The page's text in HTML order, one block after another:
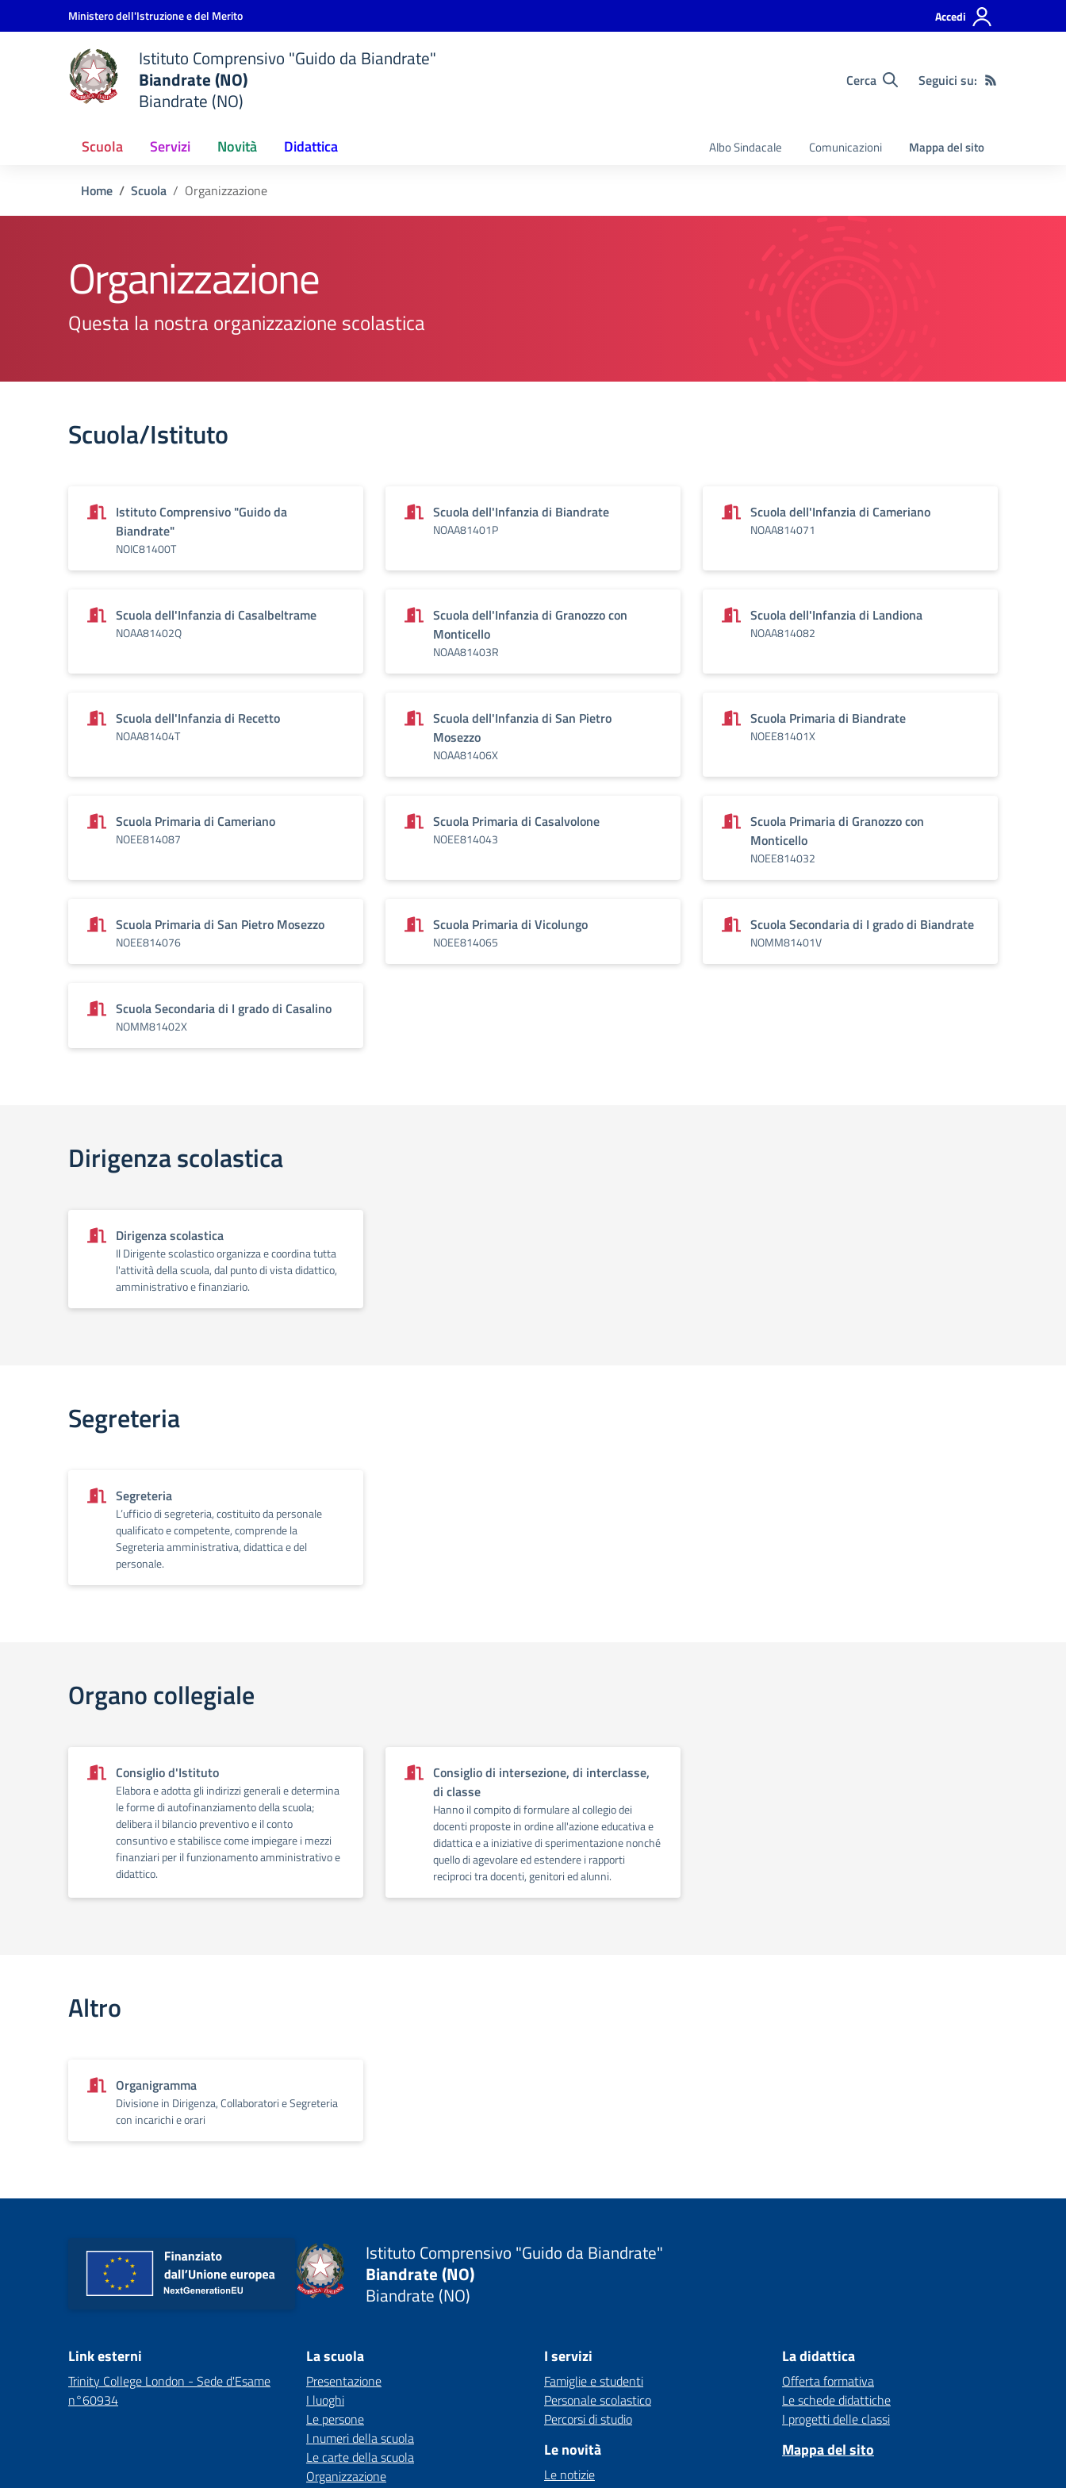
Vai ai contenuti
Vai al menu di navigazioneMinistero dell'Istruzione e del Merito Accedi
Istituto Comprensivo "Guido da Biandrate"
Biandrate (NO)
Biandrate (NO)
Cerca Seguici su:
Scuola Servizi Novità Didattica Albo Sindacale Comunicazioni Mappa del sito
Home Scuola Organizzazione
Organizzazione
Questa la nostra organizzazione scolastica
Scuola/Istituto
Istituto Comprensivo "Guido da
Biandrate"
NOIC81400T
Scuola dell'Infanzia di Biandrate
NOAA81401P
Scuola dell'Infanzia di Cameriano
NOAA814071
Scuola dell'Infanzia di Casalbeltrame
NOAA81402Q
Scuola dell'Infanzia di Granozzo con
Monticello
NOAA81403R
Scuola dell'Infanzia di Landiona
NOAA814082
Scuola dell'Infanzia di Recetto
NOAA81404T
Scuola dell'Infanzia di San Pietro
Mosezzo
NOAA81406X
Scuola Primaria di Biandrate
NOEE81401X
Scuola Primaria di Cameriano
NOEE814087
Scuola Primaria di Casalvolone
NOEE814043
Scuola Primaria di Granozzo con
Monticello
NOEE814032
Scuola Primaria di San Pietro Mosezzo
NOEE814076
Scuola Primaria di Vicolungo
NOEE814065
Scuola Secondaria di I grado di Biandrate
NOMM81401V
Scuola Secondaria di I grado di Casalino
NOMM81402X
Dirigenza scolastica
Dirigenza scolastica
Il Dirigente scolastico organizza e coordina tutta
l'attività della scuola, dal punto di vista didattico,
amministrativo e finanziario.
Segreteria
Segreteria
L’ufficio di segreteria, costituito da personale
qualificato e competente, comprende la
Segreteria amministrativa, didattica e del
personale.
Organo collegiale
Consiglio d'Istituto
Elabora e adotta gli indirizzi generali e determina
le forme di autofinanziamento della scuola;
delibera il bilancio preventivo e il conto
consuntivo e stabilisce come impiegare i mezzi
finanziari per il funzionamento amministrativo e
didattico.
Consiglio di intersezione, di interclasse,
di classe
Hanno il compito di formulare al collegio dei
docenti proposte in ordine all'azione educativa e
didattica e a iniziative di sperimentazione nonché
quello di agevolare ed estendere i rapporti
reciproci tra docenti, genitori ed alunni.
Altro
Organigramma
Divisione in Dirigenza, Collaboratori e Segreteria
con incarichi e orari
Istituto Comprensivo "Guido da Biandrate"
Biandrate (NO)
Biandrate (NO)
Link esterni
Trinity College London - Sede d'Esame
n°60934
La scuola
Presentazione
I luoghi
Le persone
I numeri della scuola
Le carte della scuola
Organizzazione
I servizi
Famiglie e studenti
Personale scolastico
Percorsi di studio
Le novità
Le notizie
La didattica
Offerta formativa
Le schede didattiche
I progetti delle classi
Mappa del sito